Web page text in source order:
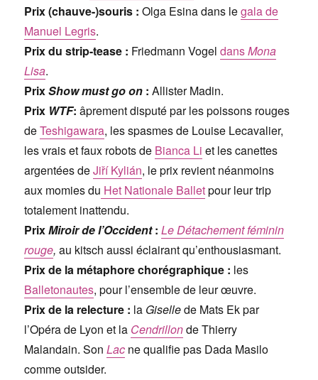
Prix (chauve-)souris : Olga Esina dans legala de
Manuel Legris.
Prix du strip-tease : Friedmann VogeldansMona
Lisa.
PrixShow must go on : Allister Madin.
Prix WTF: âprement disputé par les poissons rouges
deTeshigawara, les spasmes de Louise Lecavalier,
les vrais et faux robots de Bianca Li et les canettes
argentées deJiří Kylián, le prix revient néanmoins
aux momies du Het Nationale Balletpour leur trip
totalement inattendu.
PrixMiroir de l’Occident: Le Détachement féminin
rouge,au kitsch aussi éclairant qu’enthousiasmant.
Prix de la métaphore chorégraphique : les
Balletonautes, pour l’ensemble de leur œuvre.
Prix de la relecture : la Gisellede Mats Ek par
l’Opéra de Lyon et la Cendrillonde Thierry
Malandain. SonLac ne qualifie pas Dada Masilo
comme outsider.